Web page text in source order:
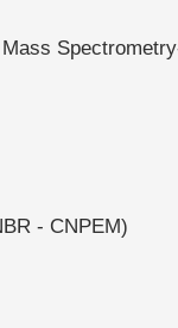
- CNPEM)